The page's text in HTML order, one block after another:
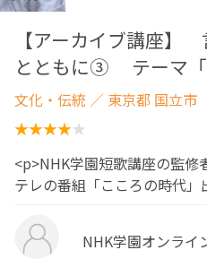
【アーカイブ講座】
とともに③ テーマ
文化・伝統 ／ 東京都 国立市
<p>NHK学園短歌講座の監修
テレの番組「こころの時代
NHK学園オンライ